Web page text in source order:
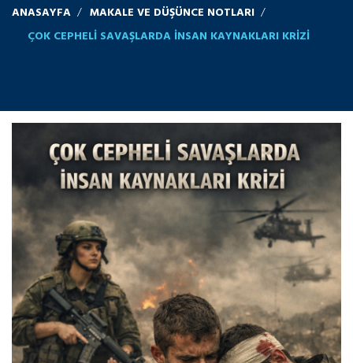
ANASAYFA
MAKALE VE DÜŞÜNCE NOTLARI
ÇOK CEPHELİ SAVAŞLARDA İNSAN KAYNAKLARI KRİZİ